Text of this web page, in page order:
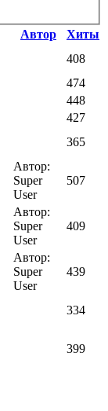
Автор
Хиты
408
474
448
427
365
Автор:
Super
User
507
Автор:
Super
User
409
Автор:
Super
User
439
334
399